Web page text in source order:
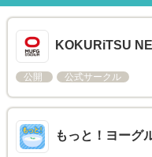
KOKURiTSU
公開 公式サークル
もっと！ヨーグ